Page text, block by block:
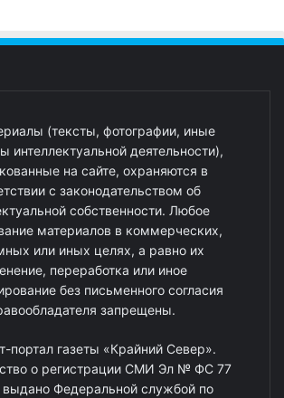
(тексты, фотографии, иные
интеллектуальной деятельности),
на сайте, охраняются в
с законодательством об
собственности. Любое
материалов в коммерческих,
или иных целях, а равно их
переработка или иное
без письменного согласия
запрещены.
портал газеты «Крайний Север».
о регистрации СМИ Эл № ФС 77
Федеральной службой по